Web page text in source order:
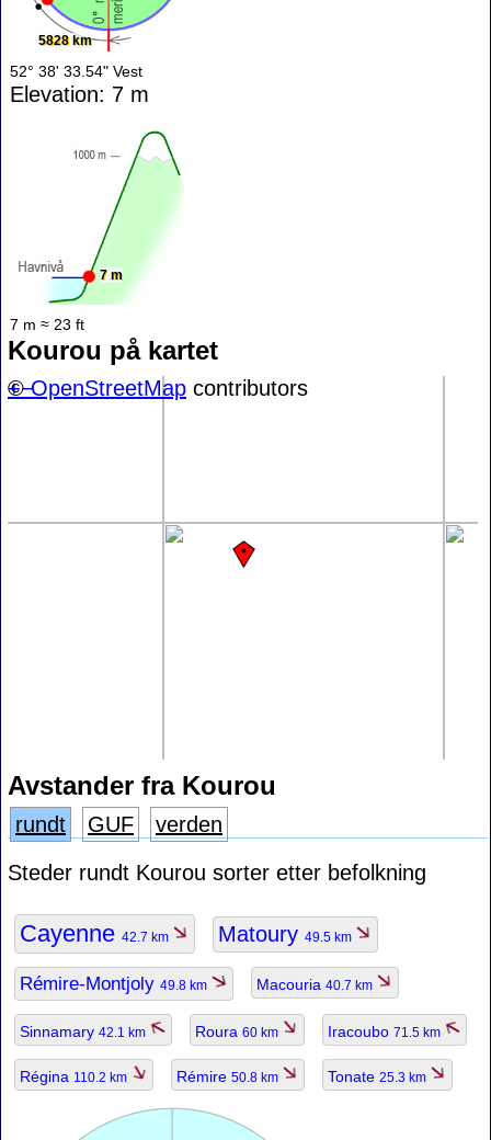
5828 km
52° 38' 33.54" Vest
Elevation: 7 m
7 m
7 m ≈ 23 ft
Kourou på kartet
+−
©OpenStreetMap contributors
Avstander fra Kourou
rundt GUF
verden
Steder rundt Kourou sorter etter befolkning
Cayenne 42.7 km Matoury 49.5 km
Rémire-Montjoly 49.8 km Macouria 40.7 km
Sinnamary 42.1 km Roura 60 km Iracoubo 71.5 km
Régina 110.2 km Rémire 50.8 km Tonate 25.3 km